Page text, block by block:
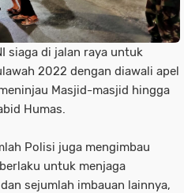
siaga di jalan raya untuk
2022 dengan diawali apel
Masjid-masjid hingga
Humas.
Polisi juga mengimbau
untuk menjaga
sejumlah imbauan lainnya,